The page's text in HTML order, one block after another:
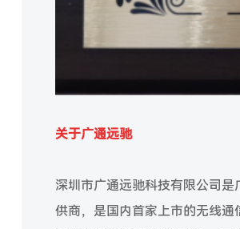
关于广通远驰
深圳市广通远驰科技有限公司
供商，是国内首家上市的无线